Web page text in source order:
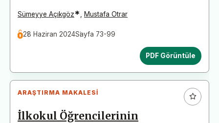
Sümeyye Açıkgöz* Mustafa Otrar
28 Haziran 2024Sayfa 73-99
PDF Görüntüle
ARAŞTIRMA MAKALESI
İlkokul Öğrencilerinin